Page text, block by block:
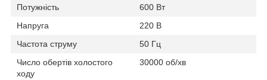
Потужність
600 Вт
Напруга
220 В
Частота струму
50 Гц
Число обертів холостого
ходу
30000 об/хв